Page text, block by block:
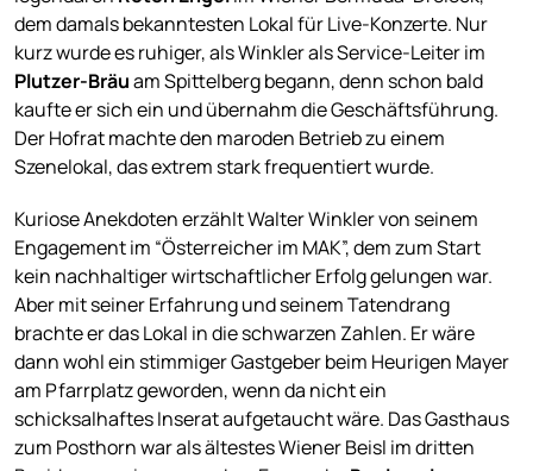
dem damals bekanntesten Lokal für Live-Konzerte. Nur
kurz wurde es ruhiger, als Winkler als Service-Leiter im
Plutzer-Bräuam Spittelberg begann, denn schon bald
kaufte er sich ein und übernahm die Geschäftsführung.
Der Hofrat machte den maroden Betrieb zu einem
Szenelokal, das extrem stark frequentiert wurde.
Kuriose Anekdoten erzählt Walter Winkler von seinem
Engagement im “Österreicher im MAK”, dem zum Start
kein nachhaltiger wirtschaftlicher Erfolg gelungen war.
Aber mit seiner Erfahrung und seinem Tatendrang
brachte er das Lokal in die schwarzen Zahlen. Er wäre
dann wohl ein stimmiger Gastgeber beim Heurigen Mayer
am Pfarrplatz geworden, wenn da nicht ein
schicksalhaftes Inserat aufgetaucht wäre. Das Gasthaus
zum Posthorn war als ältestes Wiener Beisl im dritten